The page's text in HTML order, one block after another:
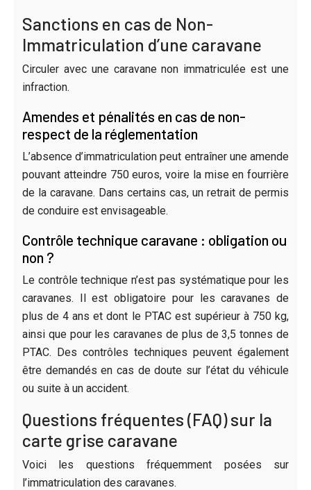
Sanctions en cas de Non-
Immatriculation d’une caravane
Circuler avec une caravane non immatriculée est une
infraction.
Amendes et pénalités en cas de non-
respect de la réglementation
L’absence d’immatriculation peut entraîner une amende
pouvant atteindre 750 euros, voire la mise en fourrière
de la caravane. Dans certains cas, un retrait de permis
de conduire est envisageable.
Contrôle technique caravane : obligation ou
non ?
Le contrôle technique n’est pas systématique pour les
caravanes. Il est obligatoire pour les caravanes de
plus de 4 ans et dont le PTAC est supérieur à 750 kg,
ainsi que pour les caravanes de plus de 3,5 tonnes de
PTAC. Des contrôles techniques peuvent également
être demandés en cas de doute sur l’état du véhicule
ou suite à un accident.
Questions fréquentes (FAQ) sur la
carte grise caravane
Voici les questions fréquemment posées sur
l’immatriculation des caravanes.